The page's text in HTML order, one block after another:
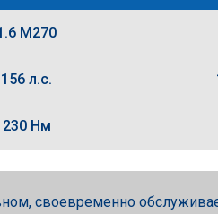
M270
156 л.с.
230 Нм
своевременно